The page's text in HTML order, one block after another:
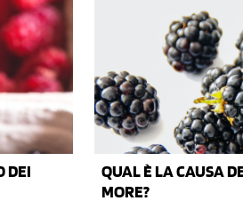
DEI
QUAL È LA CAUSA
MORE?